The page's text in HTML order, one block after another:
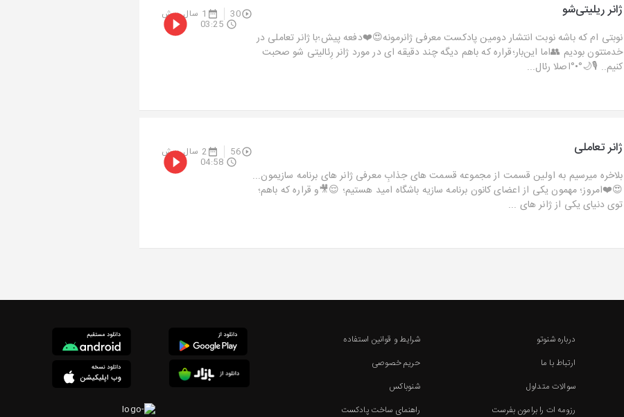
ژانر ریلیتی‌شو 30 1 سال پیش
نوبتی ام که باشه نوبت انتشار دومین پادکست معرفی ژانرمونه😍❤️دفعه پیش؛با ژانر تعاملی در
خدمتتون بودیم 👥اما این‌بار؛قراره که باهم دیگه چند دقیقه ای در مورد ژانر رِئالیتی شو صحبت
کنیم.. 🎙🌙°•°اصلا رئال...
03:25
ژانر تعاملی 56 2 سال پیش
بلاخره میرسیم به اولین قسمت از مجموعه قسمت های جذابِ معرفی ژانر های برنامه سازیمون...
😍❤️امروز؛ مهمون یکی از اعضای کانون برنامه سازیه باشگاه امید هستیم؛ 😌🎥و قراره که باهم؛
توی دنیای یکی از ژانر های ...
04:58
درباره شنوتو
ارتباط با ما
سوالات متداول
رزومه ات را برامون بفرست
شرایط و قوانین استفاده
حریم خصوصی
شنوباکس
راهنمای ساخت پادکست